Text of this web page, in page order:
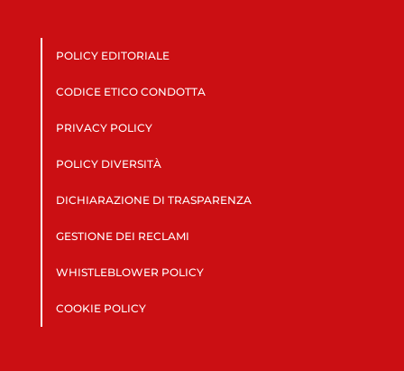
POLICY EDITORIALE
CODICE ETICO CONDOTTA
PRIVACY POLICY
POLICY DIVERSITÀ
DICHIARAZIONE DI TRASPARENZA
GESTIONE DEI RECLAMI
WHISTLEBLOWER POLICY
COOKIE POLICY